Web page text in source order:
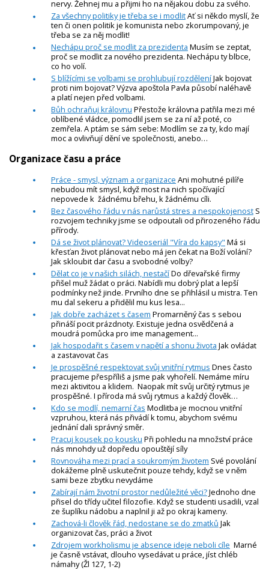
nervy. Žehnej mu a přijmi ho na nějakou dobu za svého.
Za všechny politiky je třeba se i modlitAť si někdo myslí, že
ten či onen politik je komunista nebo zkorumpovaný, je
třeba se za něj modlit!
Nechápu proč se modlit za prezidenta Musím se zeptat,
proč se modlit za nového prezidenta. Nechápu ty blbce,
co ho volí.
S blížícími se volbami se prohlubují rozděleníJak bojovat
proti nim bojovat? Výzva apoštola Pavla působí naléhavě
a platí nejen před volbami.
Bůh ochraňuj královnu Přestože královna patřila mezi mé
oblíbené vládce, pomodlil jsem se za ní až poté, co
zemřela. A ptám se sám sebe: Modlím se za ty, kdo mají
moc a ovlivňují dění ve společnosti, anebo…
Organizace času a práce
Práce - smysl, význam a organizace Ani mohutné pilíře
nebudou mít smysl, když most na nich spočívající
nepovede k žádnému břehu, k žádnému cíli.
Bez časového řádu v nás narůstá stres a nespokojenost S
rozvojem techniky jsme se odpoutali od přirozeného řádu
přírody.
Dá se život plánovat? Videoseriál "Víra do kapsy" Má si
křesťan život plánovat nebo má jen čekat na Boží volání?
Jak skloubit dar času a svobodné volby?
Dělat co je v našich silách, nestačíDo dřevařské firmy
přišel muž žádat o práci. Nabídli mu dobrý plat a lepší
podmínky než jinde. Prvního dne se přihlásil u mistra. Ten
mu dal sekeru a přidělil mu kus lesa...
Jak dobře zacházet s časem Promarněný čas s sebou
přináší pocit prázdnoty. Existuje jedna osvědčená a
moudrá pomůcka pro ime management...
Jak hospodařit s časem v napětí a shonu života Jak ovládat
a zastavovat čas
Je prospěšné respektovat svůj vnitřní rytmus Dnes často
pracujeme přespříliš a jsme pak vyhořelí. Nemáme míru
mezi aktivitou a klidem. Naopak mít svůj určitý rytmus je
prospěšné. I příroda má svůj rytmus a každý člověk…
Kdo se modlí, nemarní čas Modlitba je mocnou vnitřní
vzpruhou, která nás přivádí k tomu, abychom svému
jednání dali správný směr.
Pracuj kousek po kousku Při pohledu na množství práce
nás mnohdy už dopředu opouštějí síly
Rovnováha mezi prací a soukromým životem Své povolání
dokážeme plně uskutečnit pouze tehdy, když se v něm
sami beze zbytku nevydáme
Zabírají nám životní prostor nedůležité věci?Jednoho dne
přisel do třídy učitel filozofie. Když se studenti usadili, vzal
ze šuplíku nádobu a naplnil ji až po okraj kameny.
Zachová-li člověk řád, nedostane se do zmatků Jak
organizovat čas, práci a život
Zdrojem workholismu je absence ideje neboli cíle Marné
je časně vstávat, dlouho vysedávat u práce, jíst chléb
námahy (Žl 127, 1-2)